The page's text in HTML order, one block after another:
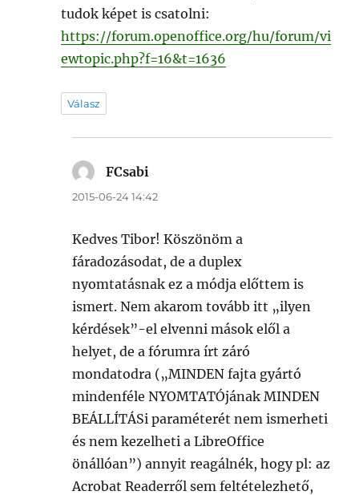
tudok képet is csatolni:
https://forum.openoffice.org/hu/forum/vi
ewtopic.php?f=16&t=1636
Válasz
FCsabi
2015-06-24 14:42
Kedves Tibor! Köszönöm a
fáradozásodat, de a duplex
nyomtatásnak ez a módja előttem is
ismert. Nem akarom tovább itt „ilyen
kérdések”-el elvenni mások elől a
helyet, de a fórumra írt záró
mondatodra („MINDEN fajta gyártó
mindenféle NYOMTATÓjának MINDEN
BEÁLLÍTÁSi paraméterét nem ismerheti
és nem kezelheti a LibreOffice
önállóan”) annyit reagálnék, hogy pl: az
Acrobat Readerről sem feltételezhető,